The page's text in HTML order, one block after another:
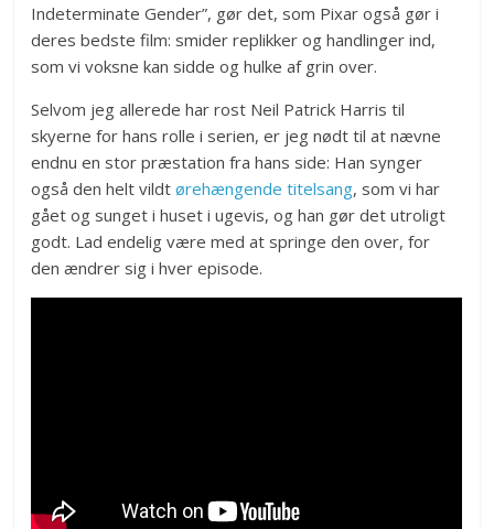
Indeterminate Gender”, gør det, som Pixar også gør i
deres bedste film: smider replikker og handlinger ind,
som vi voksne kan sidde og hulke af grin over.
Selvom jeg allerede har rost Neil Patrick Harris til
skyerne for hans rolle i serien, er jeg nødt til at nævne
endnu en stor præstation fra hans side: Han synger
også den helt vildtørehængende titelsang, som vi har
gået og sunget i huset i ugevis, og han gør det utroligt
godt. Lad endelig være med at springe den over, for
den ændrer sig i hver episode.